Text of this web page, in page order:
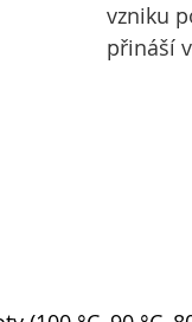
vzniku
přináší